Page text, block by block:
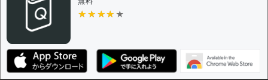
編集ガイドライン
★★★★★
★★★★★